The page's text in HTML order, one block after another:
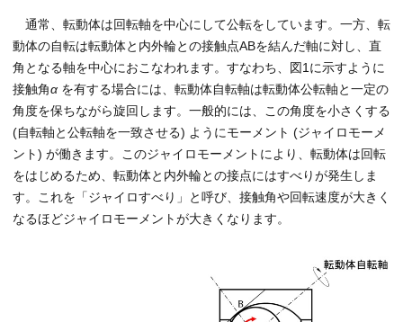
通常、転動体は回転軸を中心にして公転をしています。一方、転
動体の自転は転動体と内外輪との接触点ABを結んだ軸に対し、直
角となる軸を中心におこなわれます。すなわち、図1に示すように
接触角α を有する場合には、転動体自転軸は転動体公転軸と一定の
角度を保ちながら旋回します。一般的には、この角度を小さくする
(自転軸と公転軸を一致させる) ようにモーメント (ジャイロモーメ
ント) が働きます。このジャイロモーメントにより、転動体は回転
をはじめるため、転動体と内外輪との接点にはすべりが発生しま
す。これを「ジャイロすべり」と呼び、接触角や回転速度が大きく
なるほどジャイロモーメントが大きくなります。